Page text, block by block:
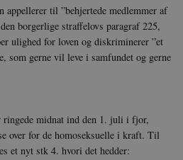
appellerer til ”behjertede medlemmer af
borgerlige straffelovs paragraf 225,
ulighed for loven og diskriminerer ”et
som gerne vil leve i samfundet og gerne
ringede midnat ind den 1. juli i fjor,
over for de homoseksuelle i kraft. Til
et nyt stk 4. hvori det hedder: